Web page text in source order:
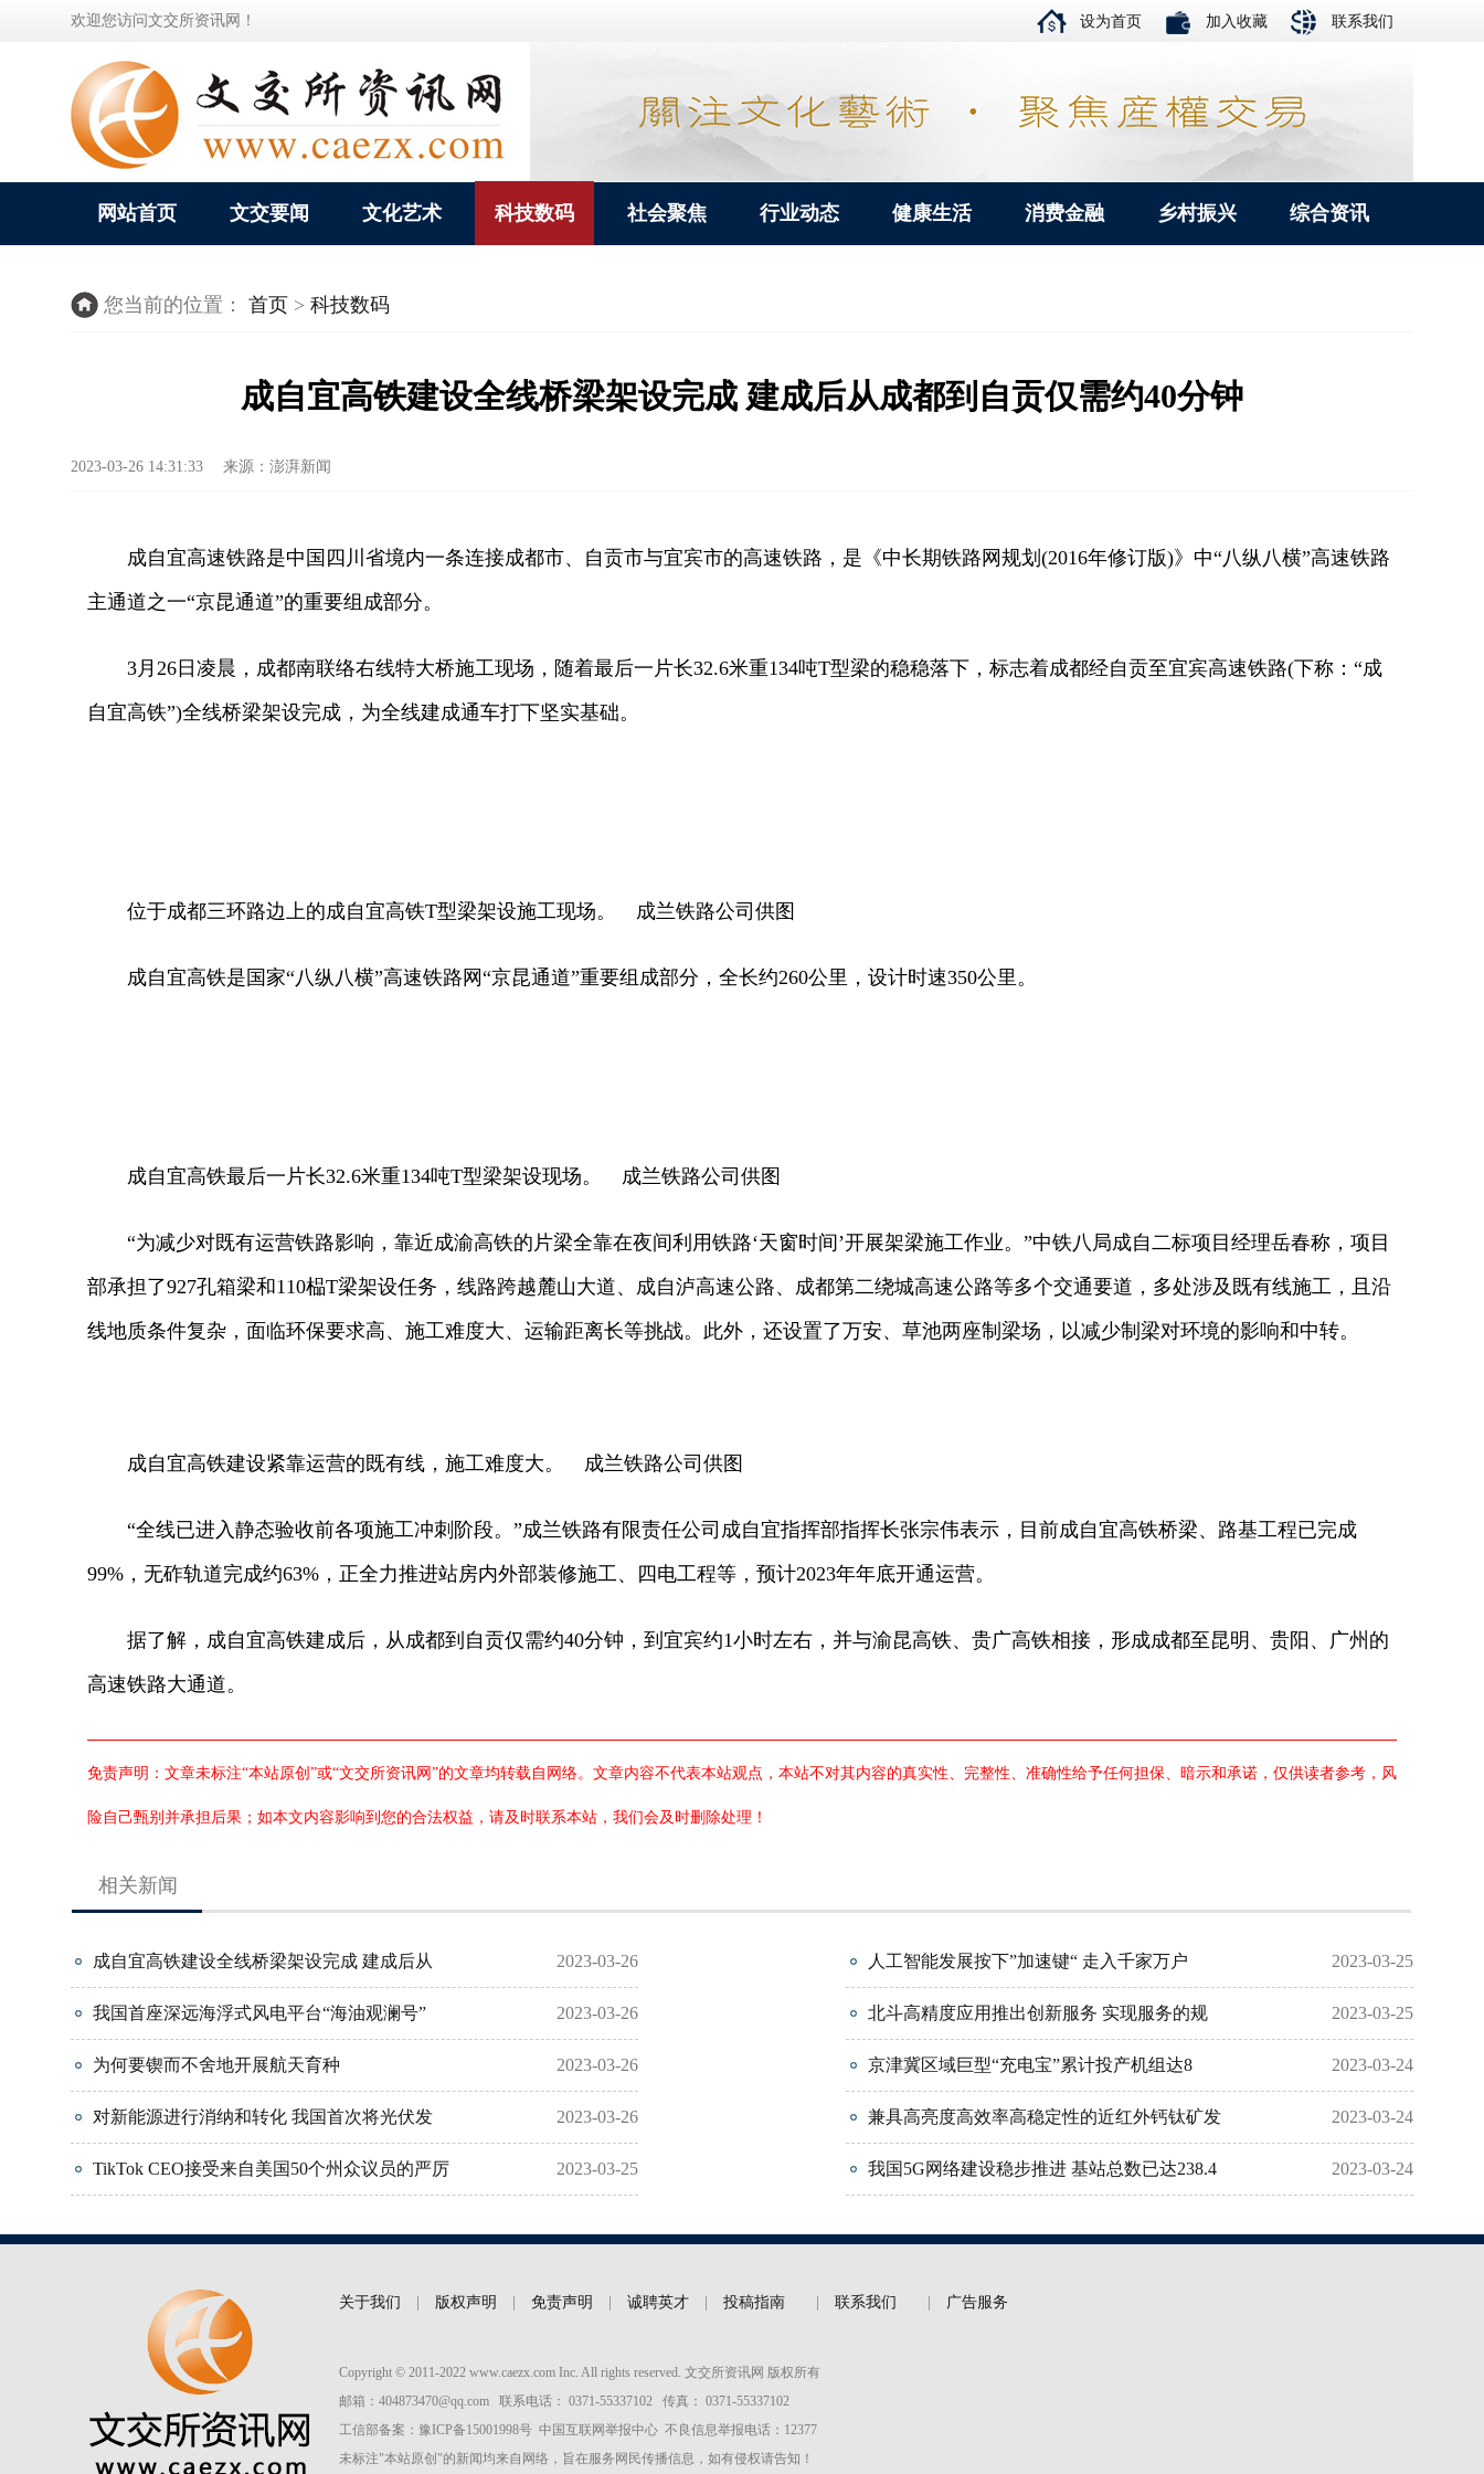
欢迎您访问文交所资讯网！ 设为首页 加入收藏 联系我们
网站首页 文交要闻 文化艺术 科技数码 社会聚焦 行业动态 健康生活 消费金融 乡村振兴 综合资讯
您当前的位置： 首页 > 科技数码
成自宜高铁建设全线桥梁架设完成 建成后从成都到自贡仅需约40分钟
2023-03-26 14:31:33 来源：澎湃新闻
成自宜高速铁路是中国四川省境内一条连接成都市、自贡市与宜宾市的高速铁路，是《中长期铁路网规划(2016年修订版)》中“八纵八横”高速铁路
主通道之一“京昆通道”的重要组成部分。
3月26日凌晨，成都南联络右线特大桥施工现场，随着最后一片长32.6米重134吨T型梁的稳稳落下，标志着成都经自贡至宜宾高速铁路(下称：“成
自宜高铁”)全线桥梁架设完成，为全线建成通车打下坚实基础。
位于成都三环路边上的成自宜高铁T型梁架设施工现场。 成兰铁路公司供图
成自宜高铁是国家“八纵八横”高速铁路网“京昆通道”重要组成部分，全长约260公里，设计时速350公里。
成自宜高铁最后一片长32.6米重134吨T型梁架设现场。 成兰铁路公司供图
“为减少对既有运营铁路影响，靠近成渝高铁的片梁全靠在夜间利用铁路‘天窗时间’开展架梁施工作业。”中铁八局成自二标项目经理岳春称，项目
部承担了927孔箱梁和110榀T梁架设任务，线路跨越麓山大道、成自泸高速公路、成都第二绕城高速公路等多个交通要道，多处涉及既有线施工，且沿
线地质条件复杂，面临环保要求高、施工难度大、运输距离长等挑战。此外，还设置了万安、草池两座制梁场，以减少制梁对环境的影响和中转。
成自宜高铁建设紧靠运营的既有线，施工难度大。 成兰铁路公司供图
“全线已进入静态验收前各项施工冲刺阶段。”成兰铁路有限责任公司成自宜指挥部指挥长张宗伟表示，目前成自宜高铁桥梁、路基工程已完成
99%，无砟轨道完成约63%，正全力推进站房内外部装修施工、四电工程等，预计2023年年底开通运营。
据了解，成自宜高铁建成后，从成都到自贡仅需约40分钟，到宜宾约1小时左右，并与渝昆高铁、贵广高铁相接，形成成都至昆明、贵阳、广州的
高速铁路大通道。
免责声明：文章未标注“本站原创”或“文交所资讯网”的文章均转载自网络。文章内容不代表本站观点，本站不对其内容的真实性、完整性、准确性给予任何担保、暗示和承诺，仅供读者参考，风
险自己甄别并承担后果；如本文内容影响到您的合法权益，请及时联系本站，我们会及时删除处理！
相关新闻
成自宜高铁建设全线桥梁架设完成 建成后从 2023-03-26
我国首座深远海浮式风电平台“海油观澜号” 2023-03-26
为何要锲而不舍地开展航天育种 2023-03-26
对新能源进行消纳和转化 我国首次将光伏发 2023-03-26
TikTok CEO接受来自美国50个州众议员的严厉 2023-03-25
人工智能发展按下”加速键“ 走入千家万户 2023-03-25
北斗高精度应用推出创新服务 实现服务的规 2023-03-25
京津冀区域巨型“充电宝”累计投产机组达8 2023-03-24
兼具高亮度高效率高稳定性的近红外钙钛矿发 2023-03-24
我国5G网络建设稳步推进 基站总数已达238.4 2023-03-24
关于我们 版权声明 免责声明 诚聘英才 投稿指南 联系我们 广告服务
Copyright © 2011-2022 www.caezx.com Inc. All rights reserved. 文交所资讯网 版权所有
邮箱：404873470@qq.com 联系电话： 0371-55337102 传真： 0371-55337102
工信部备案： 豫ICP备15001998号 中国互联网举报中心 不良信息举报电话：12377
未标注"本站原创"的新闻均来自网络，旨在服务网民传播信息，如有侵权请告知！